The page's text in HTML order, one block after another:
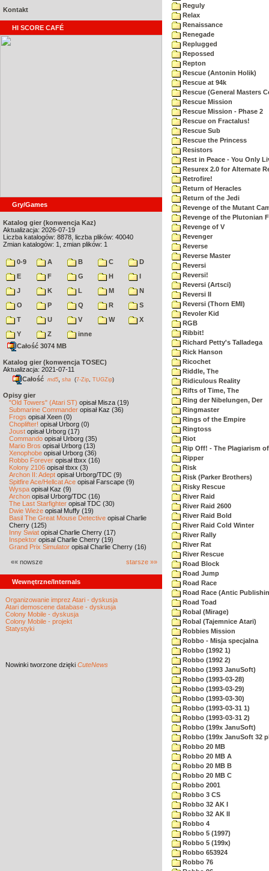
Kontakt
HI SCORE CAFÉ
Gry/Games
Katalog gier (konwencja Kaz)
Aktualizacja: 2026-07-19
Liczba katalogów: 8878, liczba plików: 40040
Zmian katalogów: 1, zmian plików: 1
0-9 A B C
D
E
F G H
I
J
K L M
N
O
P Q R
S
T
U V W
X
Y
Z
inne
Całość 3074 MB
Katalog gier (konwencja TOSEC)
Aktualizacja: 2021-07-11
Całość md5 sha (7-Zip TUGZip)
Opisy gier
"Old Towers" (Atari ST) opisał Misza (19)
Submarine Commander opisał Kaz (36)
Frogs opisał Xeen (0)
Choplifter! opisał Urborg (0)
Joust opisał Urborg (17)
Commando opisał Urborg (35)
Mario Bros opisał Urborg (13)
Xenophobe opisał Urborg (36)
Robbo Forever opisał tbxx (16)
Kolony 2106 opisał tbxx (3)
Archon II: Adept opisał Urborg/TDC (9)
Spitfire Ace/Hellcat Ace opisał Farscape (9)
Wyspa opisał Kaz (9)
Archon opisał Urborg/TDC (16)
The Last Starfighter opisał TDC (30)
Dwie Wieże opisał Muffy (19)
Basil The Great Mouse Detective opisał Charlie
Cherry (125)
Inny Świat opisał Charlie Cherry (17)
Inspektor opisał Charlie Cherry (19)
Grand Prix Simulator opisał Charlie Cherry (16)
«« nowsze starsze »»
Wewnętrzne/Internals
Organizowanie imprez Atari - dyskusja
Atari demoscene database - dyskusja
Colony Mobile - dyskusja
Colony Mobile - projekt
Statystyki
Nowinki tworzone dzięki CuteNews
Reguly
Relax
Renaissance
Renegade
Replugged
Repossed
Repton
Rescue (Antonin Holik)
Rescue at 94k
Rescue (General Masters
Rescue Mission
Rescue Mission - Phase 2
Rescue on Fractalus!
Rescue Sub
Rescue the Princess
Resistors
Rest in Peace - You Only
Resurex 2.0 for Alternate
Retrofire!
Return of Heracles
Return of the Jedi
Revenge of the Mutant
Revenge of the Plutonian
Revenge of V
Revenger
Reverse
Reverse Master
Reversi
Reversi!
Reversi (Artsci)
Reversi II
Reversi (Thorn EMI)
Revoler Kid
RGB
Ribbit!
Richard Petty's Talladega
Rick Hanson
Ricochet
Riddle, The
Ridiculous Reality
Rifts of Time, The
Ring der Nibelungen, Der
Ringmaster
Rings of the Empire
Ringtoss
Riot
Rip Off! - The Plagiarism of
Ripper
Risk
Risk (Parker Brothers)
Risky Rescue
River Raid
River Raid 2600
River Raid Bold
River Raid Cold Winter
River Rally
River Rat
River Rescue
Road Block
Road Jump
Road Race
Road Race (Antic
Road Toad
Robal (Mirage)
Robal (Tajemnice Atari)
Robbies Mission
Robbo - Misja specjalna
Robbo (1992 1)
Robbo (1992 2)
Robbo (1993 JanuSoft)
Robbo (1993-03-28)
Robbo (1993-03-29)
Robbo (1993-03-30)
Robbo (1993-03-31 1)
Robbo (1993-03-31 2)
Robbo (199x JanuSoft)
Robbo (199x JanuSoft 32
Robbo 20 MB
Robbo 20 MB A
Robbo 20 MB B
Robbo 20 MB C
Robbo 2001
Robbo 3 CS
Robbo 32 AK I
Robbo 32 AK II
Robbo 4
Robbo 5 (1997)
Robbo 5 (199x)
Robbo 653924
Robbo 76